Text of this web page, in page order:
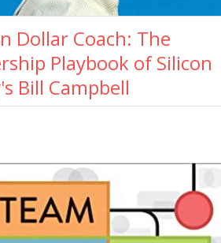
Dollar Coach: The
Playbook of Silicon
Bill Campbell